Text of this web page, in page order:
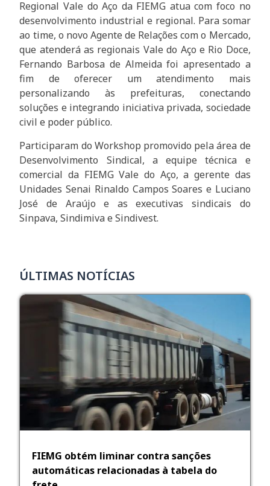
Regional Vale do Aço da FIEMG atua com foco no
desenvolvimento industrial e regional. Para somar
ao time, o novo Agente de Relações com o Mercado,
que atenderá as regionais Vale do Aço e Rio Doce,
Fernando Barbosa de Almeida foi apresentado a
fim de oferecer um atendimento mais
personalizando às prefeituras, conectando
soluções e integrando iniciativa privada, sociedade
civil e poder público.
Participaram do Workshop promovido pela área de
Desenvolvimento Sindical, a equipe técnica e
comercial da FIEMG Vale do Aço, a gerente das
Unidades Senai Rinaldo Campos Soares e Luciano
José de Araújo e as executivas sindicais do
Sinpava, Sindimiva e Sindivest.
ÚLTIMAS NOTÍCIAS
FIEMG obtém liminar contra sanções
automáticas relacionadas à tabela do